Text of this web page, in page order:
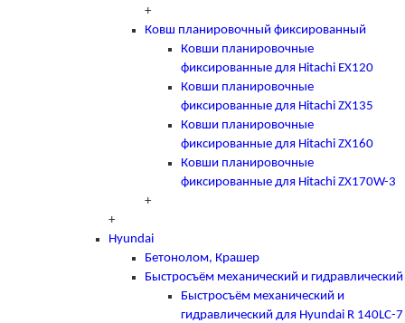
+
Ковш планировочный фиксированный
Ковши планировочные
фиксированные для Hitachi EX120
Ковши планировочные
фиксированные для Hitachi ZX135
Ковши планировочные
фиксированные для Hitachi ZX160
Ковши планировочные
фиксированные для Hitachi ZX170W-3
+
+
Hyundai
Бетонолом, Крашер
Быстросъём механический и гидравлический
Быстросъём механический и
гидравлический для Hyundai R 140LC-7